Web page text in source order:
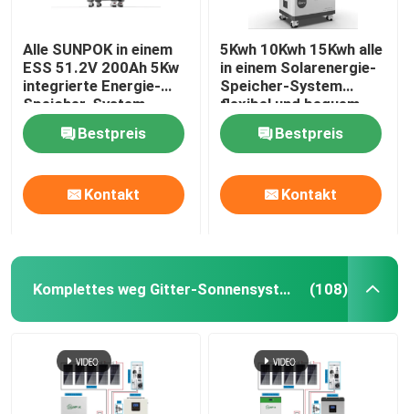
Alle SUNPOK in einem
ESS 51.2V 200Ah 5Kw
integrierte Energie-
Speicher-System
Bestpreis
Kontakt
5Kwh 10Kwh 15Kwh alle
in einem Solarenergie-
Speicher-System
flexibel und bequem
Bestpreis
Kontakt
Komplettes weg Gitter-Sonnensystem (108)